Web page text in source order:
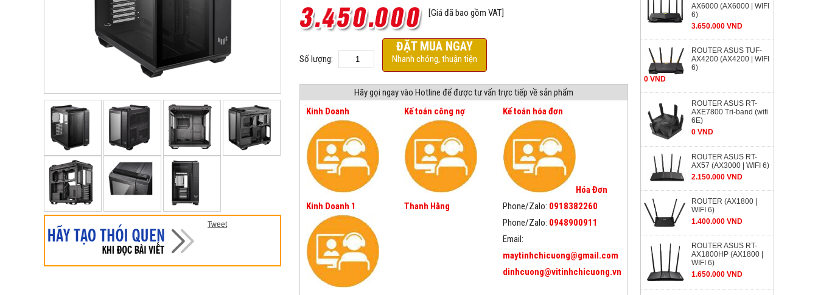
Tweet
[Giá đã bao gồm VAT]
Số lượng:
ĐẶT MUA NGAY
Nhanh chóng, thuận tiện
Hãy gọi ngay vào Hotline để được tư vấn trực tiếp về sản phẩm
Kinh Doanh
Kinh Doanh 1
Kế toán công nợ
Thanh Hằng
Kế toán hóa đơn
Hóa Đơn
Phone/Zalo: 0918382260
Phone/Zalo: 0948900911
Email:
maytinhchicuong@gmail.com
dinhcuong@vitinhchicuong.vn
AX6000 (AX6000 | WIFI
6)
3.650.000 VND
ROUTER ASUS TUF-
AX4200 (AX4200 | WIFI
6)
0 VND
ROUTER ASUS RT-
AXE7800 Tri-band (wifi
6E)
0 VND
ROUTER ASUS RT-
AX57 (AX3000 | WIFI 6)
2.150.000 VND
ROUTER (AX1800 |
WIFI 6)
1.400.000 VND
ROUTER ASUS RT-
AX1800HP (AX1800 |
WIFI 6)
1.650.000 VND